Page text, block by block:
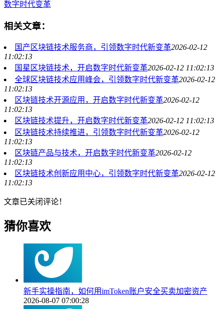
数字时代变革
相关文章：
国产区块链技术服务商，引领数字时代新变革2026-02-12
11:02:13
国星区块链技术，开启数字时代新变革2026-02-12 11:02:13
全球区块链技术应用峰会，引领数字时代新变革2026-02-12
11:02:13
区块链技术开源应用，开启数字时代新变革2026-02-12
11:02:13
区块链技术提升，开启数字时代新变革2026-02-12 11:02:13
区块链技术持续推进，引领数字时代新变革2026-02-12
11:02:13
区块链产品与技术，开启数字时代新变革2026-02-12
11:02:13
区块链技术创新应用中心，引领数字时代新变革2026-02-12
11:02:13
文章已关闭评论！
猜你喜欢
新手实操指南，如何用imToken账户安全买卖加密资产
2026-08-07 07:00:28